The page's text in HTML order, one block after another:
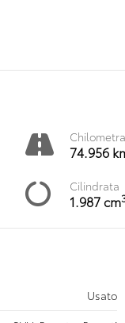
74.956
Cilindrata
1.987 cm
Usato